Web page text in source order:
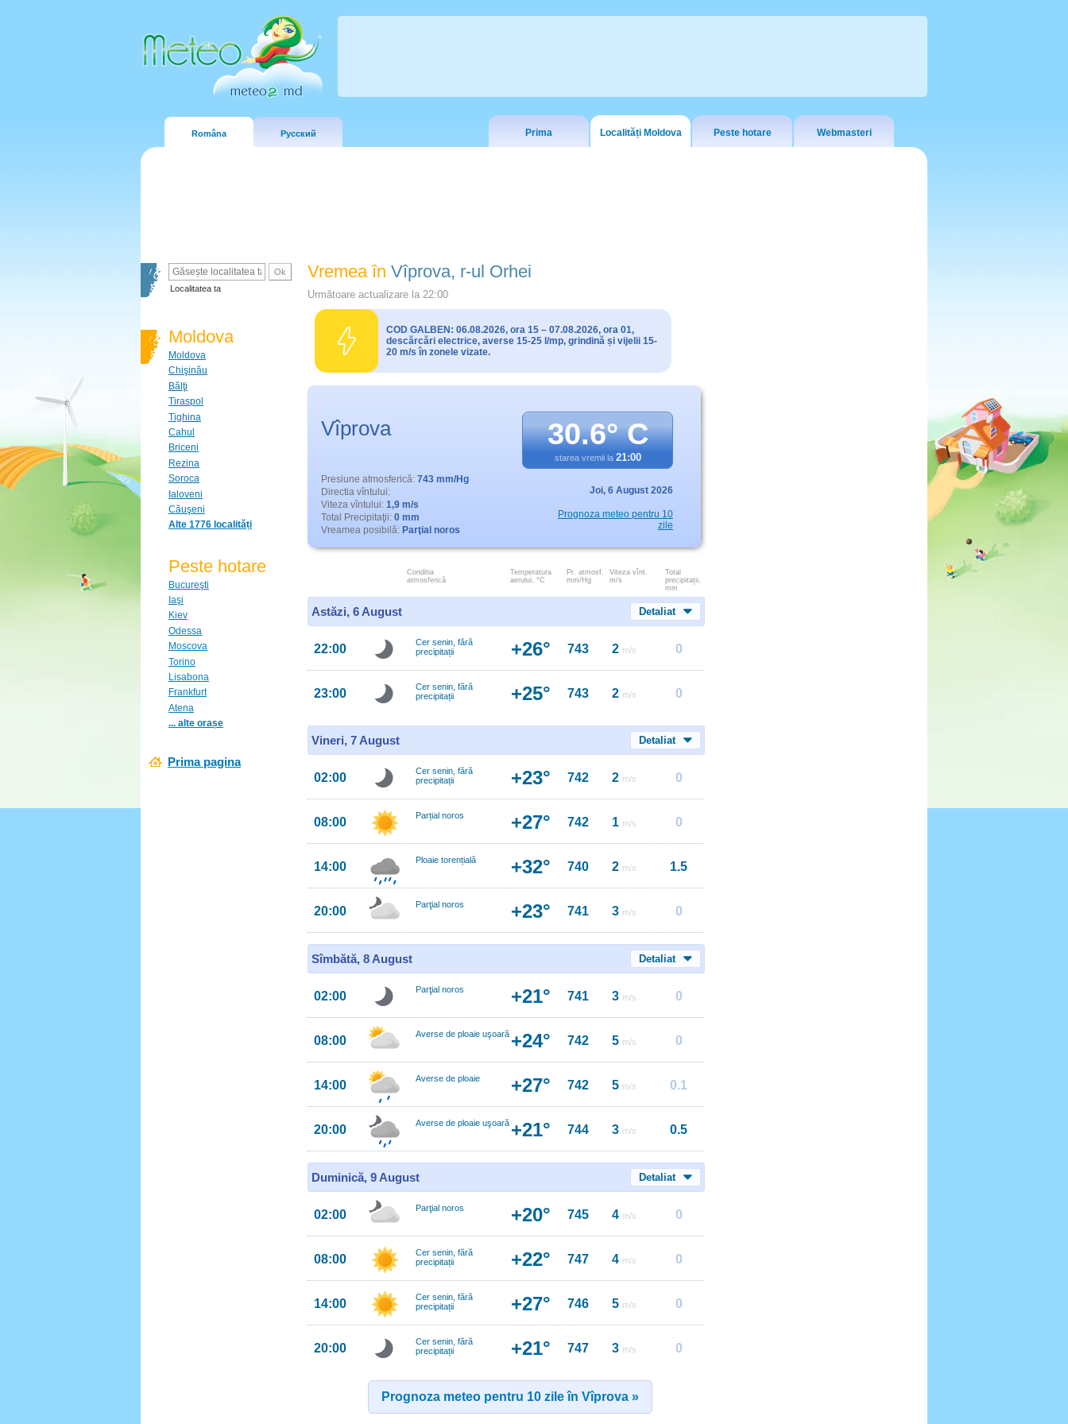
Româna Русский Prima Localități Moldova Peste hotare Webmasteri
Localitatea ta
Moldova
Moldova
Chişinău
Bălţi
Tiraspol
Tighina
Cahul
Briceni
Rezina
Soroca
Ialoveni
Căuşeni
Alte 1776 localități
Peste hotare
Bucureşti
Iaşi
Kiev
Odessa
Moscova
Torino
Lisabona
Frankfurt
Atena
... alte orașe
Prima pagina
Vremea în Vîprova, r-ul Orhei
Următoare actualizare la 22:00
COD GALBEN: 06.08.2026, ora 15 – 07.08.2026, ora 01,
descărcări electrice, averse 15-25 l/mp, grindină și vijelii 15-
20 m/s în zonele vizate.
Vîprova 30.6° C
starea vremii la 21:00
Presiune atmosferică: 743 mm/Hg
Directia vîntului:
Viteza vîntului: 1,9 m/s
Total Precipitaţii: 0 mm
Vreamea posibilă: Parţial noros
Joi, 6 August 2026
Prognoza meteo pentru 10
zile
Conditia
atmosferică
Temperatura
aerului, °C
Pr. atmosf.
mm/Hg
Viteza vînt.
m/s
Total
precipitații,
mm
Astăzi, 6 August Detaliat
22:00
Cer senin, fără
precipitații
+26° 743 2 m/s 0
23:00
Cer senin, fără
precipitații
+25° 743 2 m/s 0
Vineri, 7 August Detaliat
02:00
Cer senin, fără
precipitații
+23° 742 2 m/s 0
08:00 Parțial noros +27° 742 1 m/s 0
14:00 Ploaie torențială +32° 740 2 m/s 1.5
20:00 Parţial noros +23° 741 3 m/s 0
Sîmbătă, 8 August Detaliat
02:00 Parţial noros +21° 741 3 m/s 0
08:00 Averse de ploaie uşoară +24° 742 5 m/s 0
14:00 Averse de ploaie +27° 742 5 m/s 0.1
20:00 Averse de ploaie uşoară +21° 744 3 m/s 0.5
Duminică, 9 August Detaliat
02:00 Parţial noros +20° 745 4 m/s 0
08:00
Cer senin, fără
precipitații
+22° 747 4 m/s 0
14:00
Cer senin, fără
precipitații
+27° 746 5 m/s 0
20:00
Cer senin, fără
precipitații
+21° 747 3 m/s 0
Prognoza meteo pentru 10 zile în Vîprova »